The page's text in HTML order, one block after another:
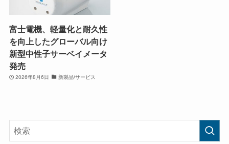
富士電機、軽量化と耐久性
を向上したグローバル向け
新型中性子サーベイメータ
発売
2026年8月6日 新製品/サービス